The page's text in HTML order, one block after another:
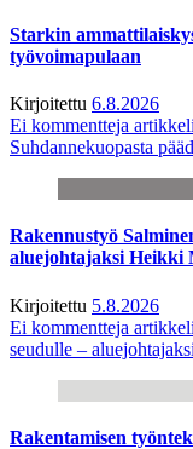
Starkin
työvoimapulaan
Kirjoitettu 6.8.2026
Ei kommentteja
Suhdannekuopasta
Rakennustyö
aluejohtajaksi Heikki
Kirjoitettu 5.8.2026
Ei kommentteja
seudulle –
Rakentamisen